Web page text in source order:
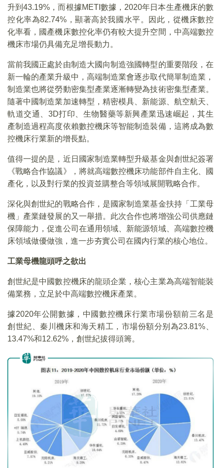
升到43.19%，而根據METI數據，2020年日本生產機床的數
控化率為82.74%，顯著高於我國水平。因此，從機床數控
化率看，國產機床數控化率仍有較大提升空間，中高端數控
機床市場仍具備充足增長動力。
當前我國正處於由制造大國向制造強國轉型的重要階段，在
新一輪的產業升級中，高端制造業會逐步取代簡單制造業，
制造業也將從勞動密集型產業逐漸轉變為技術密集型產業。
隨著中國制造業加速轉型，精密模具、新能源、航空航天、
軌道交通、3D打印、生物醫藥等新興產業迅速崛起，其生
產制造過程高度依賴數控機床等智能制造裝備，這將成為數
控機床行業新的增長點。
值得一提的是，近日國家制造業轉型升級基金與創世紀簽署
《戰略合作協議》，將就高端數控機床功能部件自主化、國
產化，以及對行業的投資並購整合等領域展開戰略合作。
深化與創世紀的戰略合作，是國家制造業基金扶持「工業母
機」產業鏈發展的又一舉措。此次合作也將增強公司供應鏈
保障能力，促進公司在通用領域、新能源領域、高端數控機
床領域做優做強，進一步夯實公司在國内行業的核心地位。
工業母機龍頭呼之欲出
創世紀是中國數控機床的龍頭企業，核心主業為高端智能裝
備業務，立足於中高端數控機床產業。
據2020年公開數據，中國數控機床行業市場份額前三名是
創世紀、秦川機床和海天精工，市場份額分别為23.81%、
13.47%和12.62%，創世紀拔得頭籌。